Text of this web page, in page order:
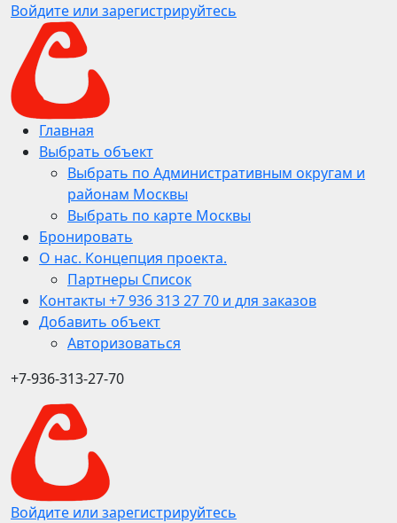
Войдите или зарегистрируйтесь
Главная
Выбрать объект
Выбрать по Административным округам и
районам Москвы
Выбрать по карте Москвы
Бронировать
О нас. Концепция проекта.
Партнеры Список
Контакты +7 936 313 27 70 и для заказов
Добавить объект
Авторизоваться
+7-936-313-27-70
Войдите или зарегистрируйтесь